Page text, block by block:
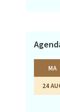
MA
24